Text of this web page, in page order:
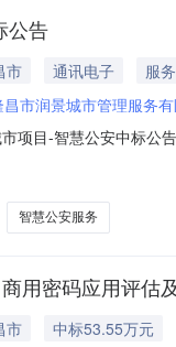
公告
市 通讯电子
服务
昌市润景城市管理服务
项目-智慧公安中标
候选人：中国移动通
智慧公安服务
用密码应用评估
市
中标53.55万元